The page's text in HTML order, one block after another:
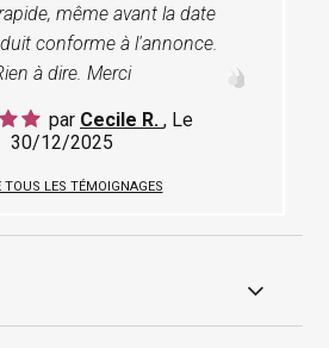
même avant la date
conforme à l'annonce.
à dire. Merci
par Cecile R. , Le
30/12/2025
TOUS LES TÉMOIGNAGES